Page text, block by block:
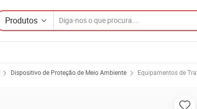
Produtos
Dispositivo de Proteção de Meio Ambiente Equipamentos de